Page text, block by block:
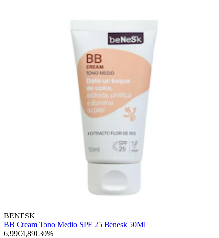
BENESK
BB Cream Tono Medio SPF 25 Benesk 50Ml
6,99€4,89€30%